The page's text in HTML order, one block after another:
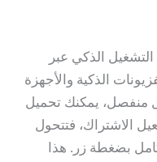
الذكي عبر
الذكية والأجهزة
منفصل، يمكنك تحميل
الاشتراك، فتتحول
بضغطة زر. هذا